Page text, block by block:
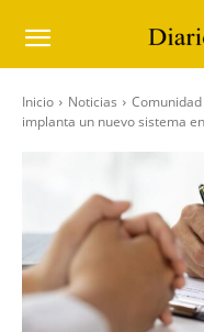
Inicio Noticias
implanta un nuevo sistema